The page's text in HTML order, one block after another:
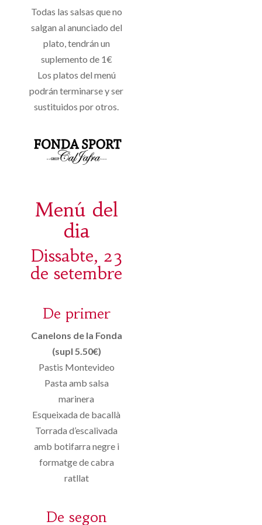
Todas las salsas que no
salgan al anunciado del
plato, tendrán un
suplemento de 1€
Los platos del menú
podrán terminarse y ser
sustituidos por otros.
Menú del
dia
Dissabte, 23
de setembre
De primer
Canelons de la Fonda
(supl 5.50€)
Pastis Montevideo
Pasta amb salsa
marinera
Esqueixada de bacallà
Torrada d’escalivada
amb botifarra negre i
formatge de cabra
ratllat
De segon